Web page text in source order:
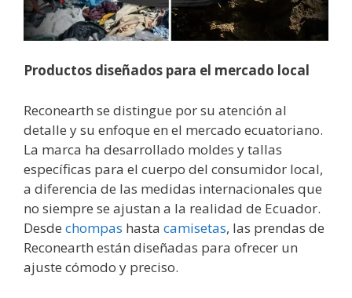
Productos diseñados para el mercado local
Reconearth se distingue por su atención al
detalle y su enfoque en el mercado ecuatoriano.
La marca ha desarrollado moldes y tallas
específicas para el cuerpo del consumidor local,
a diferencia de las medidas internacionales que
no siempre se ajustan a la realidad de Ecuador.
Desde chompas hasta camisetas, las prendas de
Reconearth están diseñadas para ofrecer un
ajuste cómodo y preciso.